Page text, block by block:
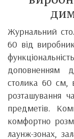
Журнальний
60 від
доповненням
столика 60 см,
розташування
предметів.
комфортно
лаунж-зонах,